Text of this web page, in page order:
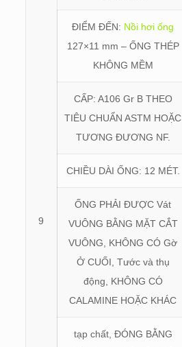
9
ĐIỂM ĐẾN: Nồi hơi ống
127×11 mm – ỐNG THÉP
KHÔNG MỀM
CẤP: A106 Gr B THEO
TIÊU CHUẨN ASTM HOẶC
TƯƠNG ĐƯƠNG NF.
CHIỀU DÀI ỐNG: 12 MÉT.
ỐNG PHẢI ĐƯỢC Vát
VUÔNG BẰNG MẶT CẮT
VUÔNG, KHÔNG CÓ Gờ
Ở CUỐI, Tước và thụ
động, KHÔNG CÓ
CALAMINE HOẶC KHÁC
tạp chất, ĐÓNG BẰNG